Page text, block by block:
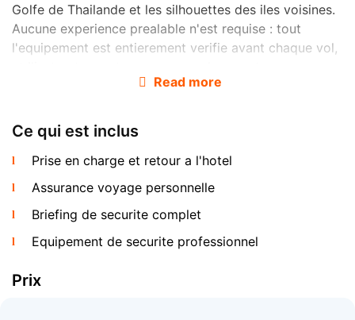
Golfe de Thailande et les silhouettes des iles voisines.
Aucune experience prealable n'est requise : tout
l'equipement est entierement verifie avant chaque vol,
dans le harnais et attache au parachute directement
Read more
Ce qui est inclus
Prise en charge et retour a l'hotel
Assurance voyage personnelle
Briefing de securite complet
Equipement de securite professionnel
Prix